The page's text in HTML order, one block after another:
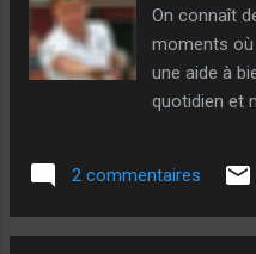
On connaît
moments où
une aide à
quotidien et
donner
pas les
2 commentaires